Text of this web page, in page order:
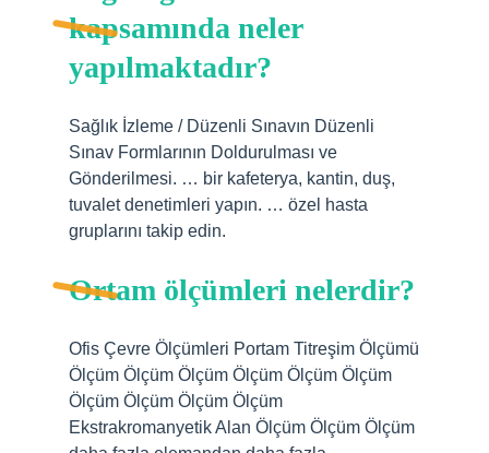
kapsamında neler
yapılmaktadır?
Sağlık İzleme / Düzenli Sınavın Düzenli
Sınav Formlarının Doldurulması ve
Gönderilmesi. … bir kafeterya, kantin, duş,
tuvalet denetimleri yapın. … özel hasta
gruplarını takip edin.
Ortam ölçümleri nelerdir?
Ofis Çevre Ölçümleri Portam Titreşim Ölçümü
Ölçüm Ölçüm Ölçüm Ölçüm Ölçüm Ölçüm
Ölçüm Ölçüm Ölçüm Ölçüm
Ekstrakromanyetik Alan Ölçüm Ölçüm Ölçüm